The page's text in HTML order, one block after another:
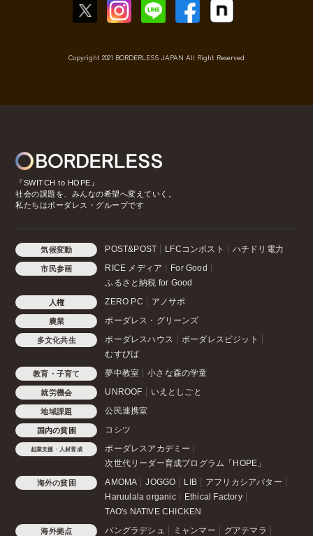
Copyright 2021 BORDERLESS JAPAN All Right Reserved
『SWITCH to HOPE』
社会の課題を、みんなの希望へ変えていく。
私たちはボーダレス・グループです
気候変動 POST&POST LFCコンポスト ハチドリ電力
市民参画 RICE メディア
For Good
ふるさと納税 for Good
人権 ZERO PC アノサポ
農業 ボーダレス・グリーンズ
多文化共生 ボーダレスハウス
ボーダレスビジット
むすびば
教育・子育て 夢中教室 小さな森の学童
就労機会 UNROOF いえとしごと
地域課題 公民連携室
国内の貧困 コシツ
起業支援・人材育成
ボーダレスアカデミー
次世代リーダー育成プログラム「HOPE」
海外の貧困 AMOMA JOGGO LIB
アフリカシアバター
Haruulala organic
Ethical Factory
TAO's NATIVE CHICKEN
海外拠点 バングラデシュ ミャンマー グアテマラ